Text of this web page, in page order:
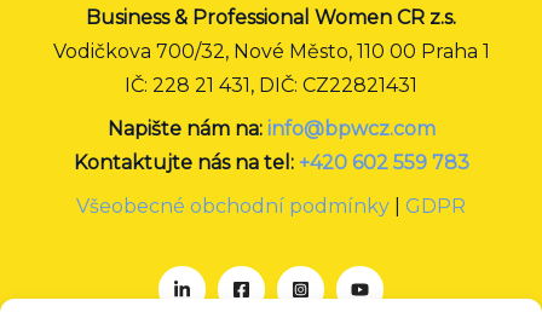
Business & Professional Women CR z.s.
Vodičkova 700/32, Nové Město, 110 00 Praha 1
IČ: 228 21 431, DIČ: CZ22821431
Napište nám na: info@bpwcz.com
Kontaktujte nás na tel: +420 602 559 783
Všeobecné obchodní podmínky
GDPR